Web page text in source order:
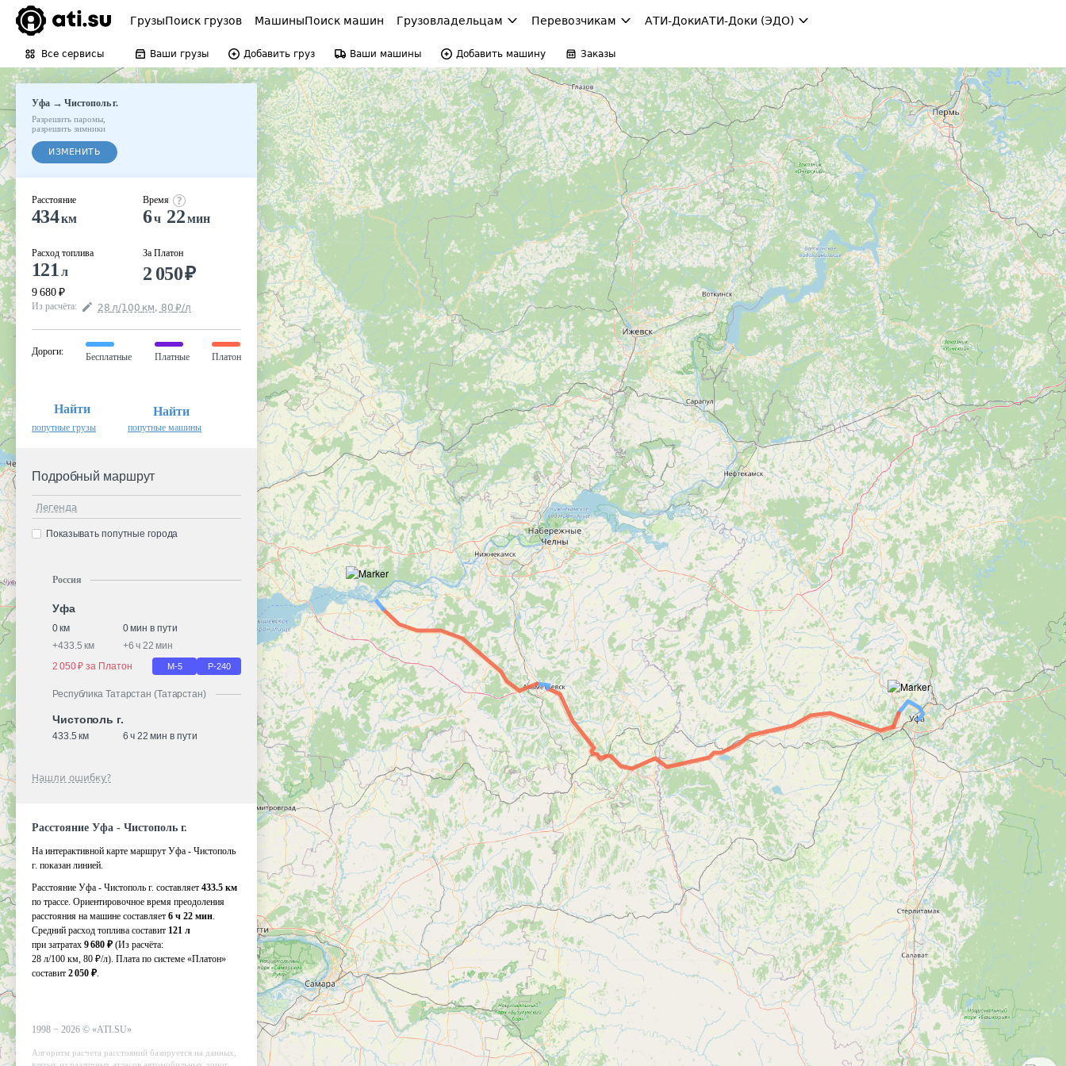
ГрузыПоиск грузов МашиныПоиск машин Грузовладельцам Перевозчикам АТИ-ДокиАТИ-Доки (ЭДО)
Все сервисы Ваши грузы Добавить груз Ваши машины Добавить машину Заказы
Уфа→Чистополь г.
Разрешить паромы
разрешить зимники
ИЗМЕНИТЬ
Расстояние
434км
Расход топлива
121 л
9 680 ₽
Время
6ч 22мин
За Платон
2 050₽
Из расчёта: 28 л/100 км, 80 ₽/л
Дороги:
Бесплатные Платные Платон
Найти
попутные грузы
Найти
попутные машины
Подробный маршрут
Легенда
Показывать попутные города
Россия
Уфа
0 км
0 мин в пути
+433.5 км +6 ч 22 мин
2 050 ₽ за Платон
М-5 Р-240
Республика Татарстан (Татарстан)
Чистополь г.
433.5 км 6 ч 22 мин в пути
Нашли ошибку?
Расстояние Уфа - Чистополь г.
На интерактивной карте маршрут Уфа - Чистополь
г. показан линией.
Расстояние Уфа - Чистополь г. составляет 433.5 км
по трассе. Ориентировочное время преодоления
расстояния на машине составляет 6 ч 22 мин.
Средний расход топлива составит 121 л
при затратах 9 680 ₽ (Из расчёта:
28 л/100 км, 80 ₽/л). Плата по системе «Платон»
составит 2 050 ₽.
1998 − 2026 © «ATI.SU»
Алгоритм расчета расстояний базируется на данных,